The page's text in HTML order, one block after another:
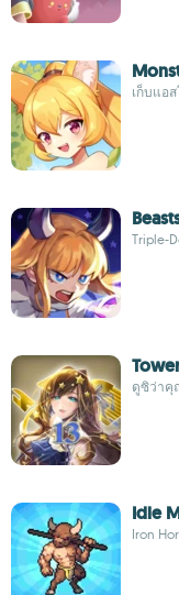
เก็บแอ
Triple-
ดูซิว่าคุ
Idle
Iron